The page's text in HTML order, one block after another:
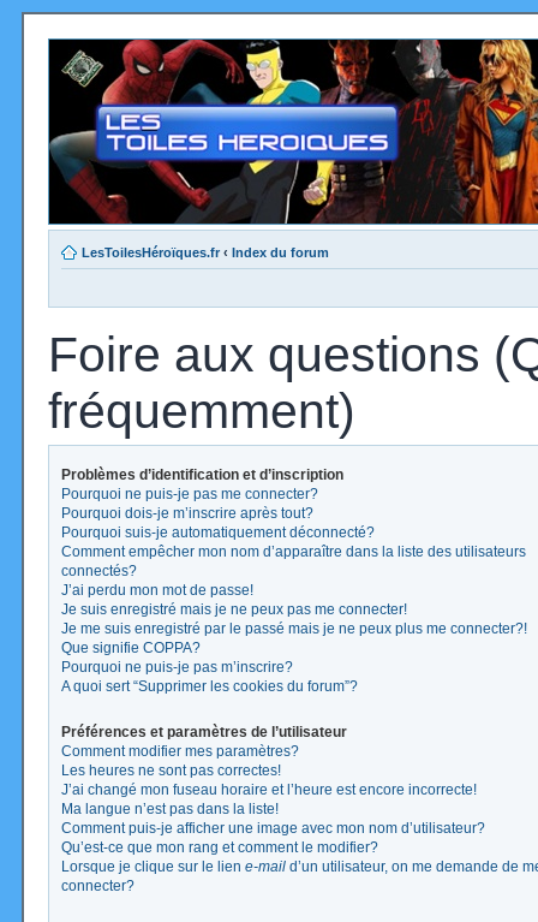
LesToilesHéroïques.fr ‹ Index du forum
Foire aux questions
fréquemment)
Problèmes d’identification et d’inscription
Pourquoi ne puis-je pas me connecter?
Pourquoi dois-je m’inscrire après tout?
Pourquoi suis-je automatiquement déconnecté?
Comment empêcher mon nom d’apparaître dans la liste des utilisateurs
connectés?
J’ai perdu mon mot de passe!
Je suis enregistré mais je ne peux pas me connecter!
Je me suis enregistré par le passé mais je ne peux plus me connecter?!
Que signifie COPPA?
Pourquoi ne puis-je pas m’inscrire?
A quoi sert “Supprimer les cookies du forum”?
Préférences et paramètres de l’utilisateur
Comment modifier mes paramètres?
Les heures ne sont pas correctes!
J’ai changé mon fuseau horaire et l’heure est encore incorrecte!
Ma langue n’est pas dans la liste!
Comment puis-je afficher une image avec mon nom d’utilisateur?
Qu’est-ce que mon rang et comment le modifier?
Lorsque je clique sur le lien e-mail d’un utilisateur, on me demande de
connecter?